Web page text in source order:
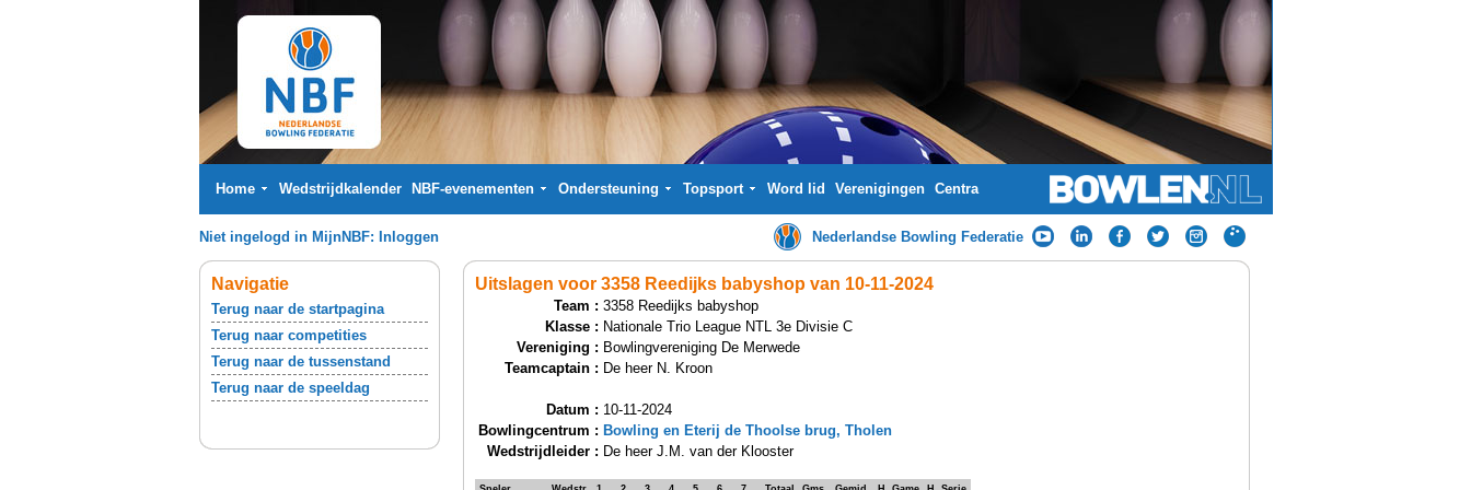
Home Wedstrijdkalender NBF-evenementen Ondersteuning Topsport Word lid Verenigingen Centra
Niet ingelogd in MijnNBF: Inloggen Nederlandse Bowling Federatie
Navigatie
Terug naar de startpagina
Terug naar competities
Terug naar de tussenstand
Terug naar de speeldag
Uitslagen voor 3358 Reedijks babyshop van 10-11-2024
Team : 3358 Reedijks babyshop
Klasse : Nationale Trio League NTL 3e Divisie C
Vereniging : Bowlingvereniging De Merwede
Teamcaptain : De heer N. Kroon
Datum : 10-11-2024
Bowlingcentrum : Bowling en Eterij de Thoolse brug, Tholen
Wedstrijdleider : De heer J.M. van der Klooster